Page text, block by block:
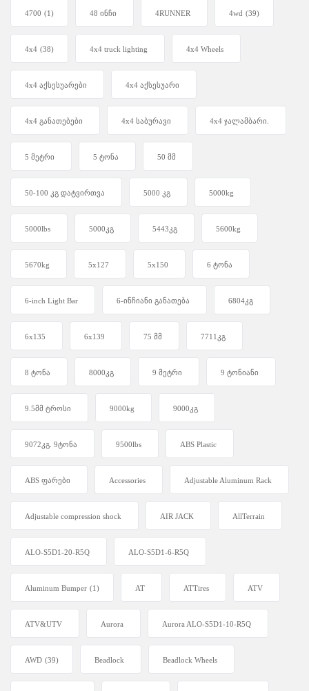
4700 (1) 48 ინჩი 4RUNNER 4wd (39)
4x4 (38) 4x4 truck lighting 4x4 Wheels
4x4 აქსესუარები 4x4 აქსესუარი
4x4 განათებები 4x4 საბურავი 4x4 ჯალამბარი.
5 მეტრი 5 ტონა 50 მმ
50-100 კგ დატვირთვა 5000 კგ 5000kg
5000lbs 5000კგ 5443კგ 5600kg
5670kg 5x127 5x150 6 ტონა
6-inch Light Bar 6-ინჩიანი განათება 6804კგ
6x135 6x139 75 მმ 7711კგ
8 ტონა 8000კგ 9 მეტრი 9 ტონიანი
9.5მმ ტროსი 9000kg 9000კგ
9072კგ. 9ტონა 9500lbs ABS Plastic
ABS ფარები Accessories Adjustable Aluminum Rack
Adjustable compression shock AIR JACK AllTerrain
ALO-S5D1-20-R5Q ALO-S5D1-6-R5Q
Aluminum Bumper (1) AT ATTires ATV
ATV&UTV Aurora Aurora ALO-S5D1-10-R5Q
AWD (39) Beadlock Beadlock Wheels